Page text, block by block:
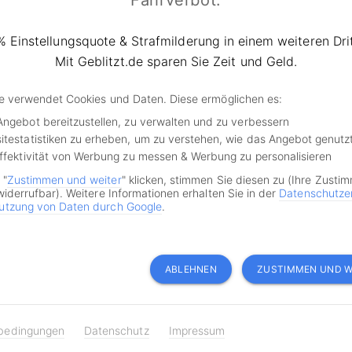
geblitzt!
Fall eine spezielle Regelung zumBlitzenvon nicht zu
führt, kommt es auch anderweitig immer wieder zu
einen Bußgeldbescheid erhalten, die sich an die
gehalten haben.
bei Lichtschrankenmessgeräten passieren, dass
zu viel km/h auf dem Tacho hatten. Auch ein
geführt, dass Verkehrsteilnehmer zu Unrecht
dass auf dem jeweiligen Streckenabschnitt langsamer
immer über Geblitzt.de
in Sachen Tempo, Rotlicht, Abstand,
am Steuer prüfen lassen? Dann können Sie Ihren
Einstellungsquote & Strafmilderung in einem weiteren
Mit Geblitzt.de sparen Sie Zeit und Geld.
verwendet Cookies und Daten. Diese ermöglichen es:
bereitzustellen, zu verwalten und zu verbessern
zu erheben, um zu verstehen, wie das Angebot
von Werbung zu messen & Werbung zu personalisieren
"Zustimmen und weiter" klicken, stimmen Sie diesen zu (Ihre
Weitere Informationen erhalten Sie in der
von Daten durch Google.
ABLEHNEN ZUSTIMMEN UND
Datenschutz Impressum